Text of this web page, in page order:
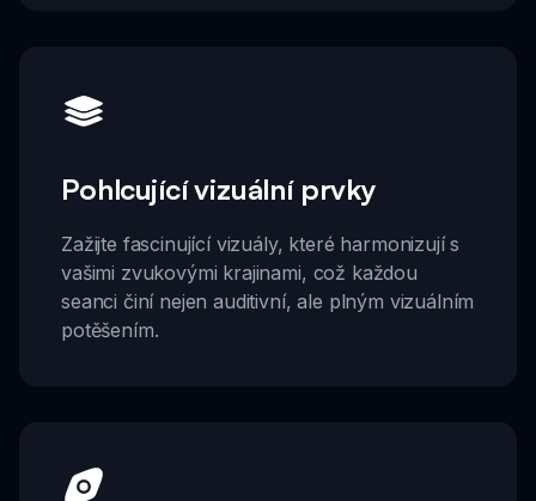
Pohlcující vizuální prvky
Zažijte fascinující vizuály, které harmonizují s
vašimi zvukovými krajinami, což každou
seanci činí nejen auditivní, ale plným vizuálním
potěšením.